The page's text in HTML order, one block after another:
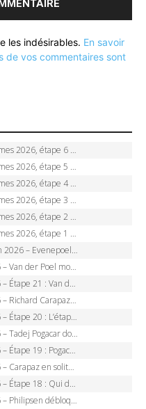
les indésirables. En savoir
de vos commentaires sont
Pienaar gagne à Tournon, Reusser en jaune
Belleville, Reusser en jaune, Ferrand-Prévot coule
écrase le chrono, Ferrand-Prévot en crise
en solitaire, 88 km d’échappée, maillot jaune
à Genève, Markus héroïque, 7e record
à Lausanne, premier maillot jaune
4e victoire, Carapaz battu au sprint
Pogacar égale le record des cinq sacres
à Wout van Aert sur les Champs-Elysées ?
et maillot à pois, Seixas perd le podium
Alpe d’Huez, qui succédera à Pogacar ?
5e victoire, record de Pantani pulvérisé
il enfin dompter l’Alpe d’Huez ?
Paret-Peintre à un point du maillot à pois
première marche vers l’Alpe d’Huez ?
Voiron, Pedersen en danger pour le maillot vert